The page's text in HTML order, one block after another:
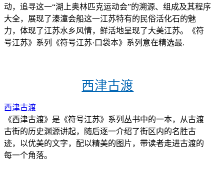
动，追寻这一“湖上奥林匹克运动会”的溯源、组成及其程序
大全，展现了溱潼会船这一江苏特有的民俗活化石的魅
力，体现了江苏水乡风情，鲜活地呈现了大美江苏。《符
号江苏》系列《符号江苏·口袋本》系列意在精选最.
西津古渡
西津古渡
《西津古渡》是《符号江苏》系列丛书中的一本，从古渡
古街的历史渊源讲起，随后逐一介绍了街区内的名胜古
迹，以优美的文字，配以精美的图片，带读者走进古渡的
每一个角落。